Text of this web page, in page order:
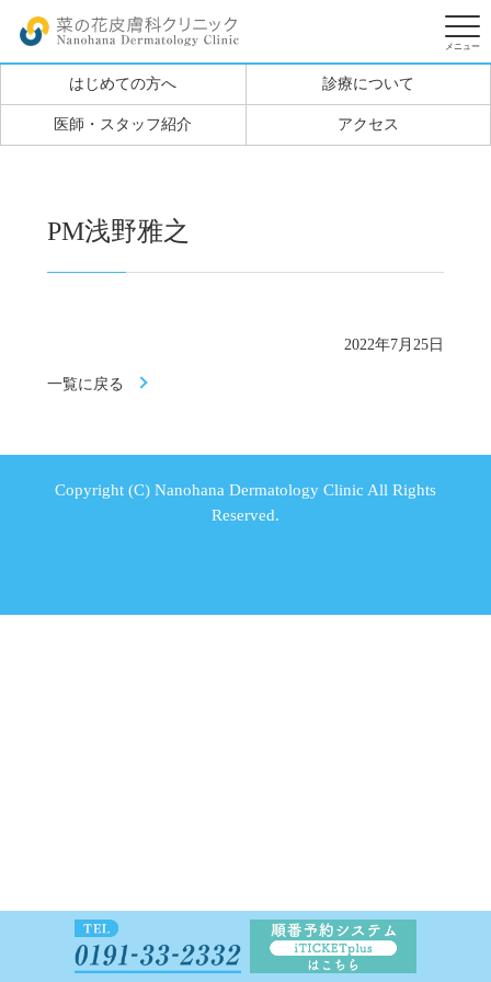
はじめての方へ 診療について
医師・スタッフ紹介 アクセス
PM浅野雅之
2022年7月25日
一覧に戻る
Copyright (C) Nanohana Dermatology Clinic All Rights
Reserved.